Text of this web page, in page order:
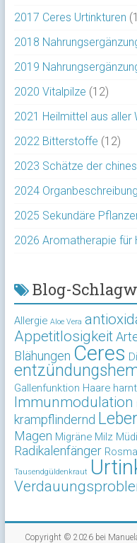
2017 Ceres Urtinkturen
2018
2019
2020 Vitalpilze (12)
2021 Heilmittel aus aller
2022 Bitterstoffe (12)
2023 Schätze der
2024
2025 Sekundäre
2026 Aromatherapie für
Blog-
Allergie Aloe Vera
Appetitlosigkeit
Blähungen Ceres
Gallenfunktion Haare
Immunmodulation
krampflindernd Leber
Magen Migräne Milz
Radikalenfänger
Tausendgüldenkraut
Copyright © 2026 bei